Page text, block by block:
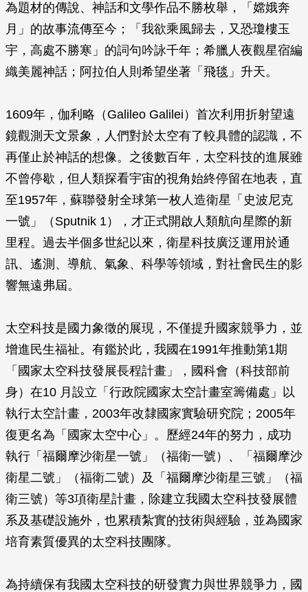
為題材的傳說、神話和文學作品不勝枚舉，「嫦娥奔
月」的故事流傳至今；「我欲乘風歸去，又恐瓊樓玉
宇，高處不勝寒」的詞句吟詠千年；希臘人夜觀星宿編
織美麗神話；阿拉伯人則希望坐著「飛毯」升天。
1609年，伽利略（Galileo Galilei）首次利用折射望遠
鏡觀測天文景象，人們對於太空有了較具體的認識，不
再僅止於神話的想像。之後數百年，太空科技的進展雖
不曾停歇，但人類探看宇宙的視角始終停留在地表，直
至1957年，蘇聯發射全球第一枚人造衛星「史波尼克
一號」（Sputnik 1），才正式開啟人類航向星際的新
里程。過去半個多世紀以來，衛星科技廣泛運用於通
訊、遙測、導航、氣象、科學等領域，對社會民生的影
響無遠弗屆。
太空科技是國力象徵的展現，不僅提升國家競爭力，並
增進民生福祉。有鑑於此，我國在1991年推動第1期
「國家太空科技發展長程計畫」，國科會（科技部前
身）在10 月設立「行政院國家太空計畫室籌備處」以
執行太空計畫，2003年改隸國家實驗研究院；2005年
復更名為「國家太空中心」。歷經24年的努力，成功
執行「福爾摩沙衛星一號」（福衛一號）、「福爾摩沙
衛星二號」（福衛二號）及「福爾摩沙衛星三號」（福
衛三號）等3項衛星計畫，除建立我國太空科技發展體
系及基礎設施外，也累積紮實的技術與經驗，並為國家
培育素質優異的太空科技團隊。
為持續保有我國太空科技的研發實力與世界競爭力，國